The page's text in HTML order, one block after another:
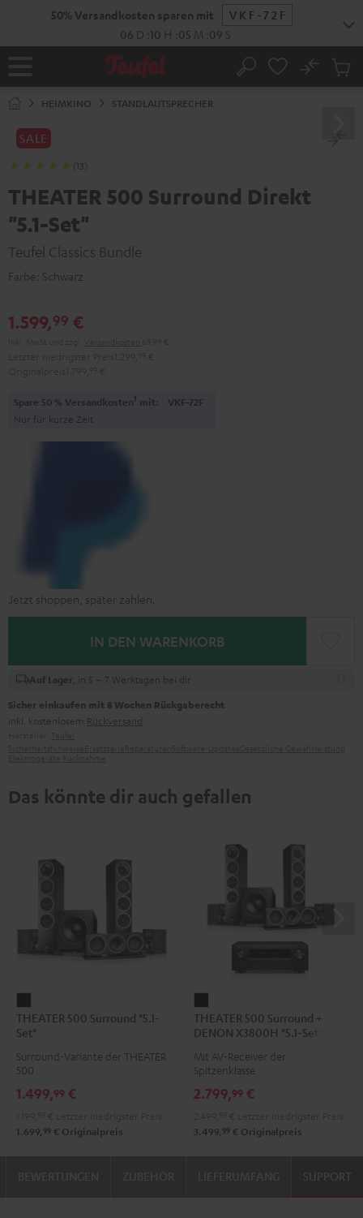
Startseite Suche
No
HEIMKINO STANDLAUTSPRECHER
SALE
(13)
THEATER 500 Surround Direkt
"5.1-Set"
Teufel Classics Bundle
Farbe: Schwarz
1.599,99 €
Spare 50 % Versandkosten1 mit: VKF-72F
Nur für kurze Zeit
Jetzt shoppen, später zahlen.
IN DEN WARENKORB
Auf Lager , in 5 – 7 Werktagen bei dir
Sicher einkaufen mit 8 Wochen Rückgaberecht
inkl. kostenlosem Rückversand
Das könnte dir auch gefallen
500
Surround
"5.1-
Set"
Schwarz
THEATER 500 Surround "5.1-
Set"
Surround-Variante der THEATER
500
1.499,99 €
1.699, 99 € Originalpreis
500
Surround
+
DENON
X3800H
Set"
THEATER 500 Surround +
DENON X3800H "5.1-Set"
Mit AV-Receiver der
Spitzenklasse
2.799,99 €
3.499, 99 € Originalpreis
SUPPORT